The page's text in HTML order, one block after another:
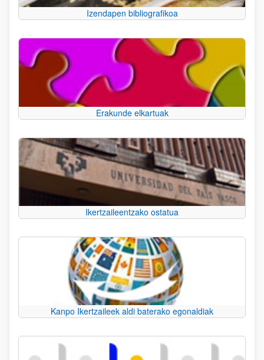
Izendapen bibliografikoa
Erakunde elkartuak
Ikertzaileentzako ostatua
Kanpo Ikertzaileek aldi baterako egonaldiak